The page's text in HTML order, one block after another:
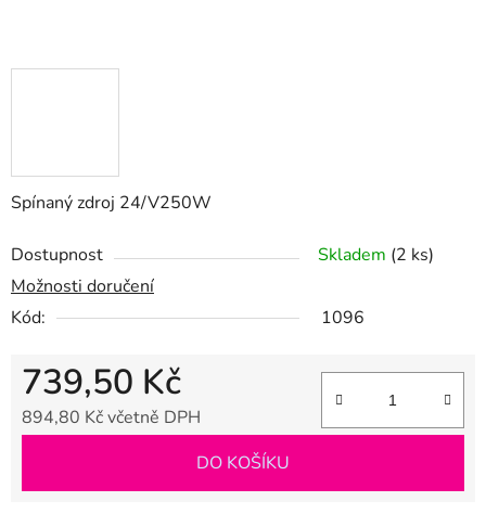
Spínaný zdroj 24/V250W
Dostupnost Skladem (2 ks)
Možnosti doručení
Kód:
1096
739,50 Kč
894,80 Kč včetně DPH
DO KOŠÍKU